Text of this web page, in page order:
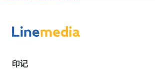
印记